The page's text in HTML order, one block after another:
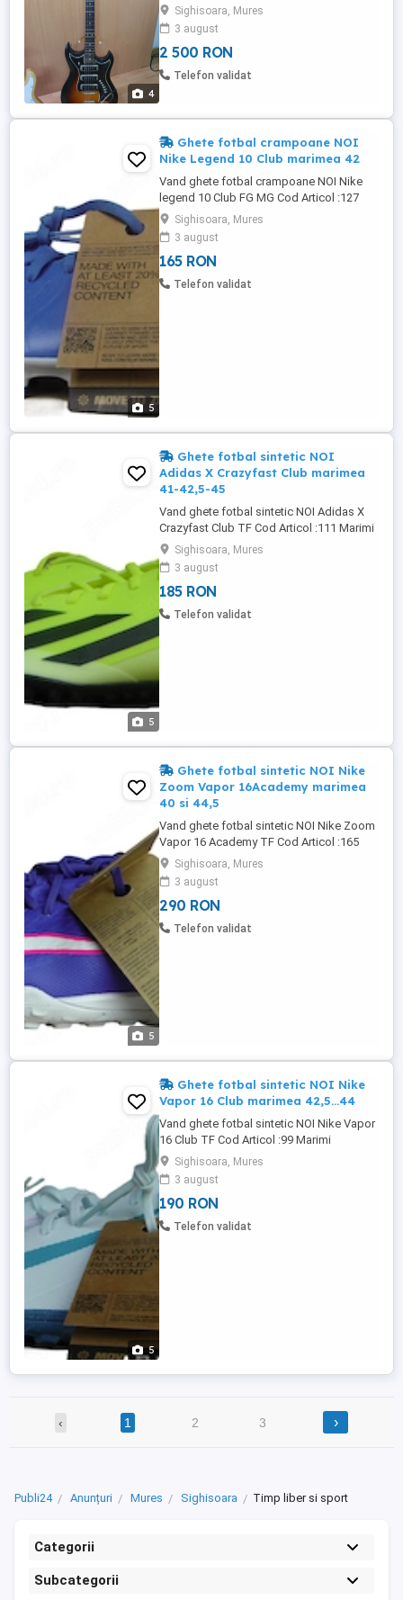
4
Sighisoara, Mures
3 august
2 500 RON
Telefon validat
5
Ghete fotbal crampoane NOI
Nike Legend 10 Club marimea 42
Vand ghete fotbal crampoane NOI Nike
legend 10 Club FG MG Cod Articol :127
Marimi Disponibile : -42 ( EUR 42 UK 7,5
US 8,5 )Interiorul masoara 26,5 cm
Ghetele sunt NOI & Originale,ambalate in
cutia Originala. La achiziționarea a doua
perechi de ghete transportul este gratuit !
Sighisoara, Mures
3 august
165 RON
Telefon validat
5
Ghete fotbal sintetic NOI
Adidas X Crazyfast Club marimea
41-42,5-45
Vand ghete fotbal sintetic NOI Adidas X
Crazyfast Club TF Cod Articol :111 Marimi
Disponibile : -41 ( FR 41 ,UK 7 1 2 ,US 8 ),
Interiorul masoara 26 cm -42,5 ( FR 42,5
,UK 8 1 2 ,US 9 ) Interiorul masoara 27 cm
-45 (FR 45 1 3 UK 10 1 2 .US 11 ) Interiorul
masoara 29 cm Ghetele sunt NOI &
Sighisoara, Mures
3 august
185 RON
Telefon validat
5
Ghete fotbal sintetic NOI Nike
Zoom Vapor 16Academy marimea
40 si 44,5
Vand ghete fotbal sintetic NOI Nike Zoom
Vapor 16 Academy TF Cod Articol :165
Marimi disponibile: -40 (EUR 40 UK 6 US 7
)interiorul masoara 25 cm -44,5(EUR 44,5
UK 9,5 US 10,5 )interiorul masoara 28,5
Ghetele sunt NOI & Originale,ambalate in
cutia Originala. La achiziționarea a doua
Sighisoara, Mures
3 august
290 RON
Telefon validat
5
Ghete fotbal sintetic NOI Nike
Vapor 16 Club marimea 42,5...44
Vand ghete fotbal sintetic NOI Nike Vapor
16 Club TF Cod Articol :99 Marimi
Disponibile; -42,5 ( EUR 42,5 UK 8 US 9)
Interiorul masoara 27 cm -44 ( EUR 44 ,UK
9 US 10 ) Interiorul masoara 28 cm
Ghetele sunt NOI & Originale,ambalate in
cutia Originala. La achiziționarea a doua
Sighisoara, Mures
3 august
190 RON
Telefon validat
‹ 1 2 3 ›
Publi24 Anunțuri Mures Sighisoara Timp liber si sport
Categorii
Subcategorii